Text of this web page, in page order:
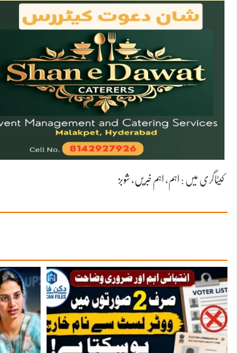
کیٹاگری میں : اہم، اہم خبریں، شوبز